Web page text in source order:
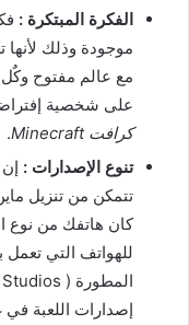
الفكرة المبتكرة :
موجودة وذلك لأنها
مع عالم مفتوح
على شخصية
كرافت Minecraft
.
تنوع الإصدارات :
كان هاتفك من نوع
إصدارات اللعبة في